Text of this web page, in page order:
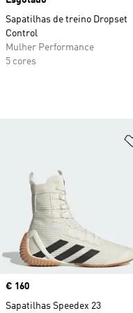
Sapatilhas de treino Dropset
Control
Mulher Performance
5 cores
Price
€ 160
Sapatilhas Speedex 23